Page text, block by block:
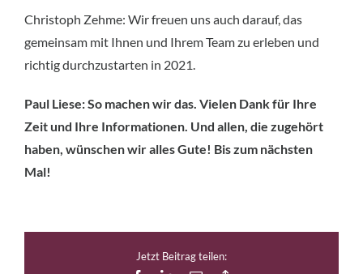
Christoph Zehme: Wir freuen uns auch darauf, das
gemeinsam mit Ihnen und Ihrem Team zu erleben und
richtig durchzustarten in 2021.
Paul Liese: So machen wir das. Vielen Dank für Ihre
Zeit und Ihre Informationen. Und allen, die zugehört
haben, wünschen wir alles Gute! Bis zum nächsten
Mal!
Jetzt Beitrag teilen: